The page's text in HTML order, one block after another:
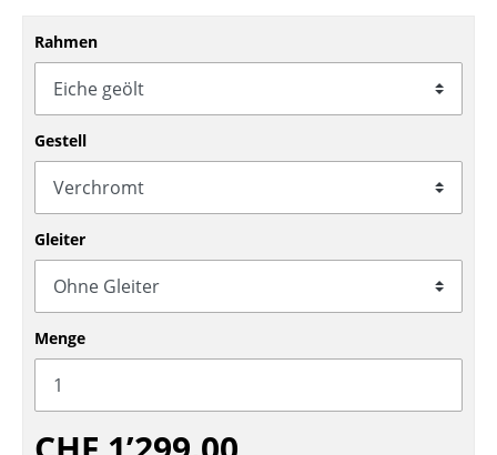
Bürosessel
Einzelteile
Tische
Beistelltische
Couchtische
Schreibtische
Rahmen
Gestell
Gleiter
Menge